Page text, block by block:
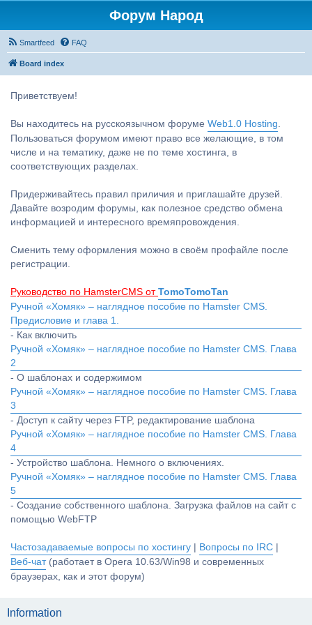
Форум Народ
Smartfeed FAQ
Board index
Приветствуем!
Вы находитесь на русскоязычном форуме Web1.0 Hosting.
Пользоваться форумом имеют право все желающие, в том
числе и на тематику, даже не по теме хостинга, в
соответствующих разделах.
Придерживайтесь правил приличия и приглашайте друзей.
Давайте возродим форумы, как полезное средство обмена
информацией и интересного времяпровождения.
Сменить тему оформления можно в своём профайле после
регистрации.
Руководство по HamsterCMS от TomoTomoTan
Ручной «Хомяк» – наглядное пособие по Hamster CMS.
Предисловие и глава 1.
- Как включить
Ручной «Хомяк» – наглядное пособие по Hamster CMS. Глава
2
- О шаблонах и содержимом
Ручной «Хомяк» – наглядное пособие по Hamster CMS. Глава
3
- Доступ к сайту через FTP, редактирование шаблона
Ручной «Хомяк» – наглядное пособие по Hamster CMS. Глава
4
- Устройство шаблона. Немного о включениях.
Ручной «Хомяк» – наглядное пособие по Hamster CMS. Глава
5
- Создание собственного шаблона. Загрузка файлов на сайт с
помощью WebFTP
Частозадаваемые вопросы по хостингу Вопросы по IRC
Веб-чат(работает в Opera 10.63/Win98 и современных
браузерах, как и этот форум)
Information